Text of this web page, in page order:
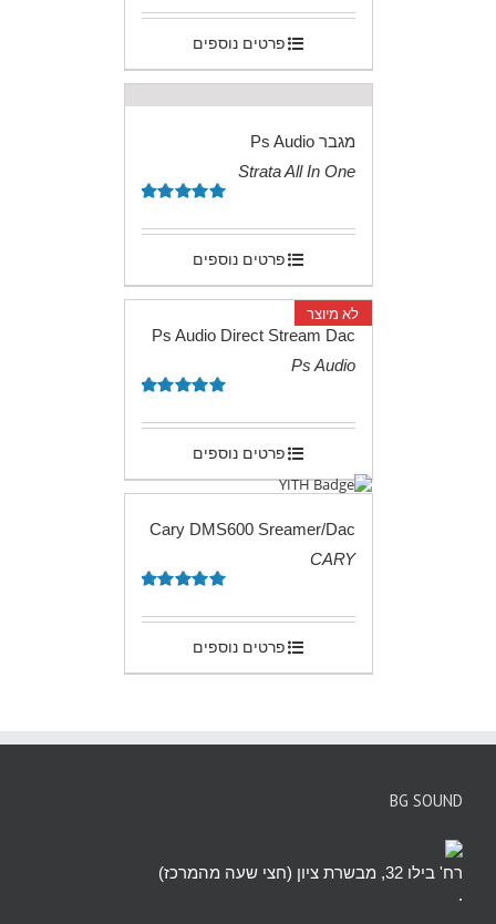
פרטים נוספים
מגבר Ps Audio
Strata All In One
מתוך 5
פרטים נוספים
לא מיוצר
Ps Audio Direct Stream Dac
Ps Audio
מתוך 5
פרטים נוספים
Cary DMS600 Sreamer/Dac
CARY
מתוך 5
פרטים נוספים
BG SOUND
רח' בילו 32, מבשרת ציון (חצי שעה מהמרכז)
.